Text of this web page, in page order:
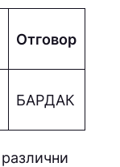
Отговор
БAPДAК